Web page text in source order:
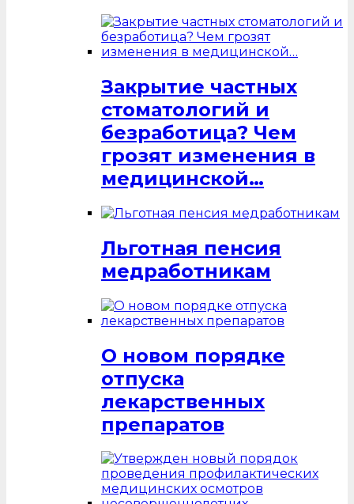
Закрытие частных
стоматологий и
безработица? Чем
грозят изменения в
медицинской…
Льготная пенсия
медработникам
О новом порядке
отпуска
лекарственных
препаратов